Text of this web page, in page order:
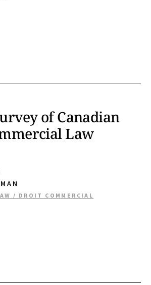
of Canadian
Law
/ DROIT COMMERCIAL